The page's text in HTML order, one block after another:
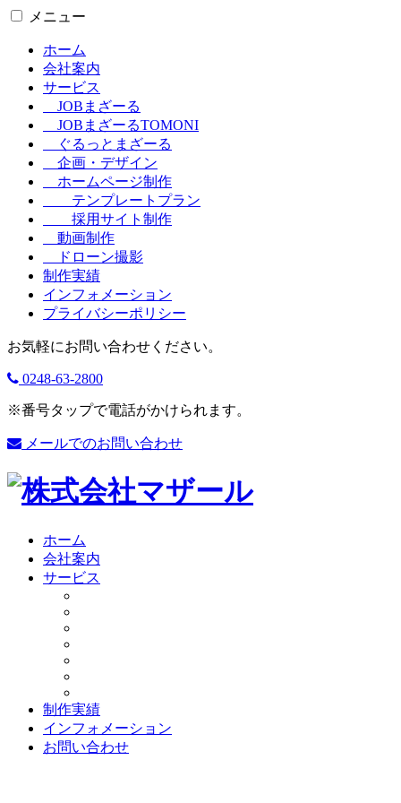
メニュー
ホーム
会社案内
サービス
JOBまざーる
JOBまざーるTOMONI
ぐるっとまざーる
企画・デザイン
ホームページ制作
テンプレートプラン
採用サイト制作
動画制作
ドローン撮影
制作実績
インフォメーション
プライバシーポリシー
お気軽にお問い合わせください。
0248-63-2800
※番号タップで電話がかけられます。
メールでのお問い合わせ
ホーム
会社案内
サービス
制作実績
インフォメーション
お問い合わせ